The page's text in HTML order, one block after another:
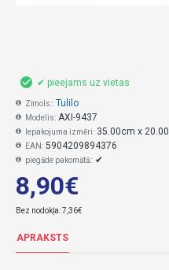
8,90€
Bez nodokļa: 7,36€
✔ pieejams uz vietas
Zīmols:: Tulilo
Modelis: AXI-9437
Iepakojuma izmēri: 35.00cm x
EAN: 5904209894376
piegāde pakomātā:: ✔
APRAKSTS